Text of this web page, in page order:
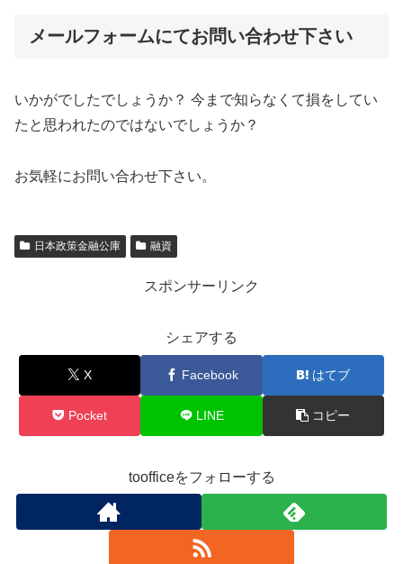
メールフォームにてお問い合わせ下さい
いかがでしたでしょうか？ 今まで知らなくて損をしてい
たと思われたのではないでしょうか？
お気軽にお問い合わせ下さい。
日本政策金融公庫 融資
スポンサーリンク
シェアする
X Facebook はてブ
Pocket LINE コピー
toofficeをフォローする